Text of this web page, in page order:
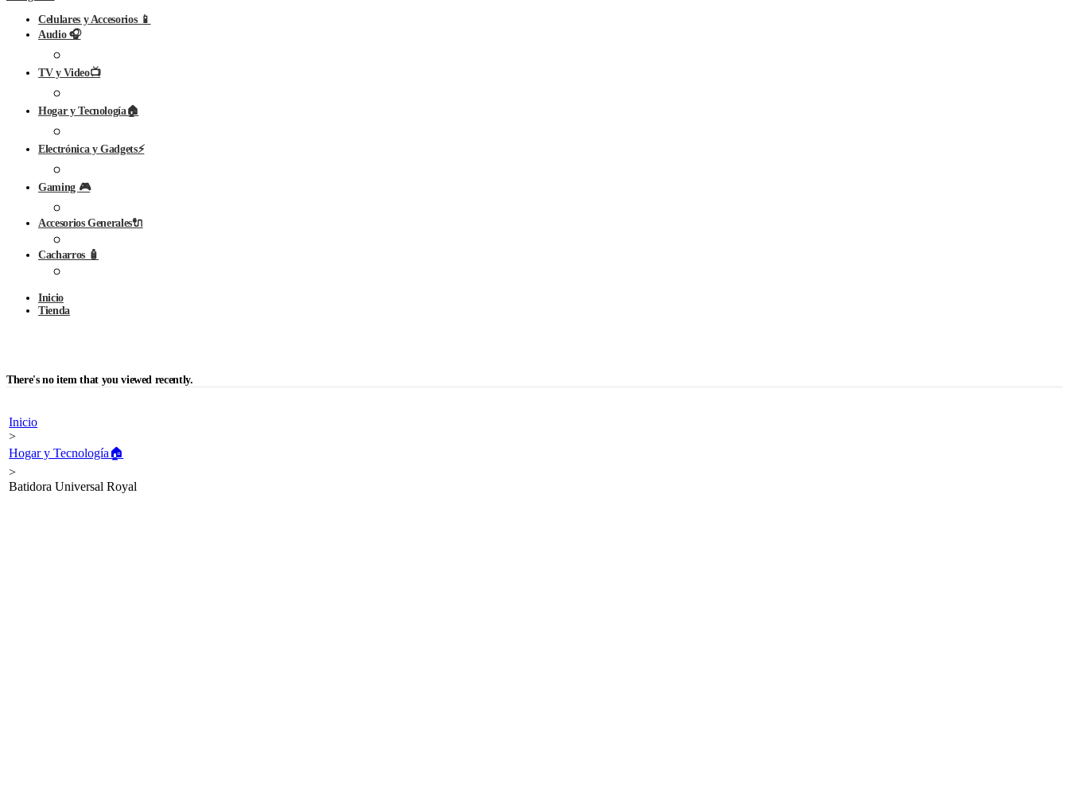
Celulares y Accesorios 📱
Audio 🎧
TV y Video📺
Hogar y Tecnología🏠
Electrónica y Gadgets⚡
Gaming 🎮
Accesorios Generales🔌
Cacharros 🧴
Inicio
Tienda
There's no item that you viewed recently.
Inicio
>
Hogar y Tecnología🏠
>
Batidora Universal Royal